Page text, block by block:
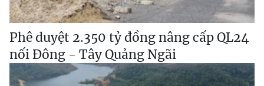
Phê duyệt 2.350 tỷ đồng nâng cấp QL24
nối Đông - Tây Quảng Ngãi